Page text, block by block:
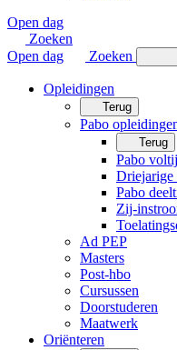
Open dag
Zoeken
Open dag
Zoeken
Opleidingen
Terug
Pabo
Terug
Pabo
Driejarige
Pabo
Zij-
Ad PEP
Masters
Post-hbo
Cursussen
Doorstuderen
Maatwerk
Oriënteren